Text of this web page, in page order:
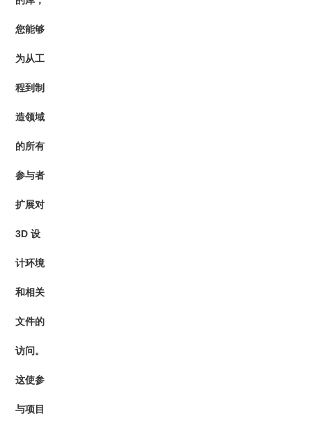
您能够
为从工
程到制
造领域
的所有
参与者
扩展对
3D 设
计环境
和相关
文件的
访问。
这使参
与项目